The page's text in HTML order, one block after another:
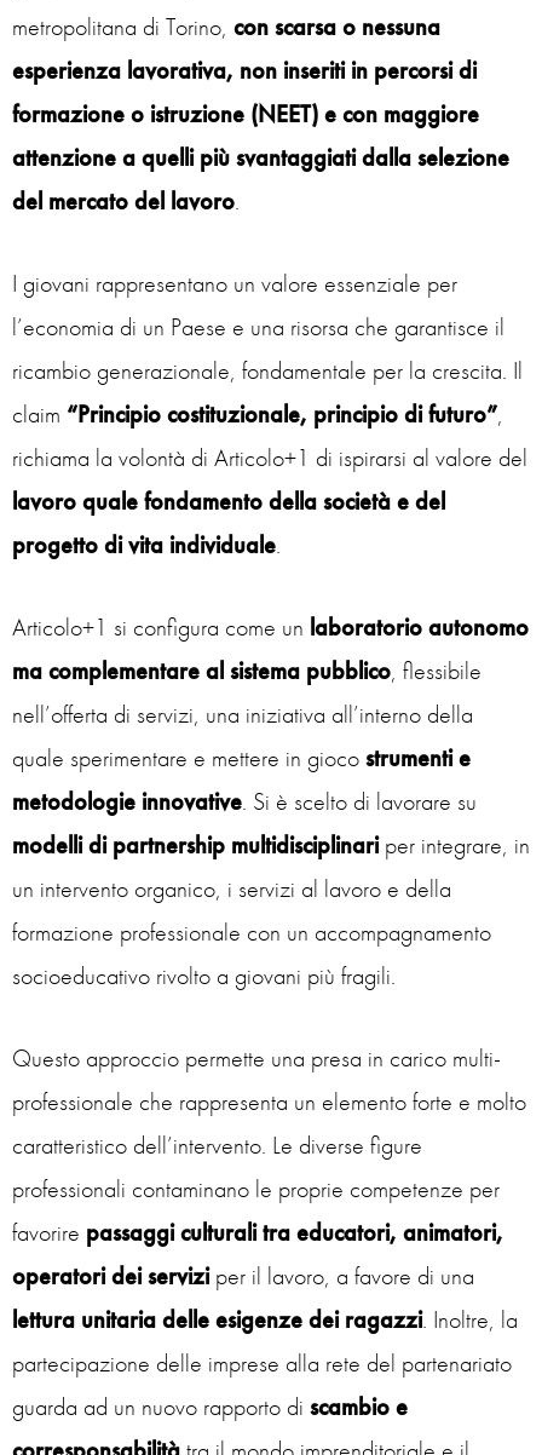
metropolitana di Torino, con scarsa o nessuna
esperienza lavorativa, non inseriti in percorsi di
formazione o istruzione (NEET) e con maggiore
attenzione a quelli più svantaggiati dalla selezione
del mercato del lavoro.
I giovani rappresentano un valore essenziale per
l’economia di un Paese e una risorsa che garantisce il
ricambio generazionale, fondamentale per la crescita. Il
claim “Principio costituzionale, principio di futuro”,
richiama la volontà di Articolo+1 di ispirarsi al valore del
lavoro quale fondamento della società e del
progetto di vita individuale.
Articolo+1 si configura come un laboratorio autonomo
ma complementare al sistema pubblico, flessibile
nell’offerta di servizi, una iniziativa all’interno della
quale sperimentare e mettere in giocostrumenti e
metodologie innovative. Si è scelto di lavorare su
modelli di partnership multidisciplinariper integrare, in
un intervento organico, i servizi al lavoro e della
formazione professionale con un accompagnamento
socioeducativo rivolto a giovani più fragili.
Questo approccio permette una presa in carico multi-
professionale che rappresenta un elemento forte e molto
caratteristico dell’intervento. Le diverse figure
professionali contaminano le proprie competenze per
favorire passaggi culturali tra educatori, animatori,
operatori dei serviziper il lavoro, a favore di una
lettura unitaria delle esigenze dei ragazzi. Inoltre, la
partecipazione delle imprese alla rete del partenariato
guarda ad un nuovo rapporto di scambio e